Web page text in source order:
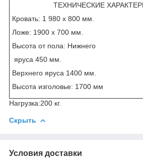
ТЕХНИЧЕСКИЕ
Кровать: 1 980 х 800 мм.
Ложе: 1900 х 700 мм.
Высота от пола: Нижнего
яруса 450 мм.
Верхнего яруса 1400 мм.
Высота изголовье: 1700 мм
Нагрузка:200 кг.
Скрыть
Условия доставки